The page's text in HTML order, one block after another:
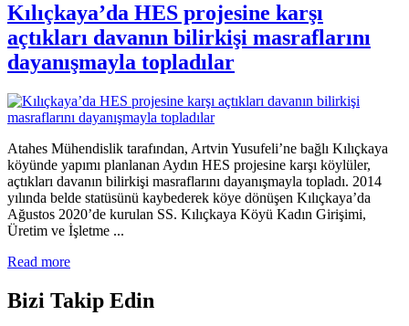
Kılıçkaya’da HES projesine karşı
açtıkları davanın bilirkişi masraflarını
dayanışmayla topladılar
Atahes Mühendislik tarafından, Artvin Yusufeli’ne bağlı Kılıçkaya
köyünde yapımı planlanan Aydın HES projesine karşı köylüler,
açtıkları davanın bilirkişi masraflarını dayanışmayla topladı. 2014
yılında belde statüsünü kaybederek köye dönüşen Kılıçkaya’da
Ağustos 2020’de kurulan SS. Kılıçkaya Köyü Kadın Girişimi,
Üretim ve İşletme ...
Read more
Bizi Takip Edin